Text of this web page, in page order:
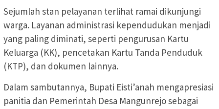
Sejumlah stan pelayanan terlihat ramai dikunjungi
warga. Layanan administrasi kependudukan menjadi
yang paling diminati, seperti pengurusan Kartu
Keluarga (KK), pencetakan Kartu Tanda Penduduk
(KTP), dan dokumen lainnya.
Dalam sambutannya, Bupati Eisti’anah mengapresiasi
panitia dan Pemerintah Desa Mangunrejo sebagai